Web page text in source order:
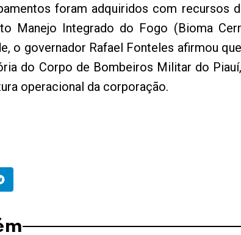
foram adquiridos com recursos
Manejo Integrado do Fogo (Bioma
o governador Rafael Fonteles afirmou
do Corpo de Bombeiros Militar do
operacional da corporação.